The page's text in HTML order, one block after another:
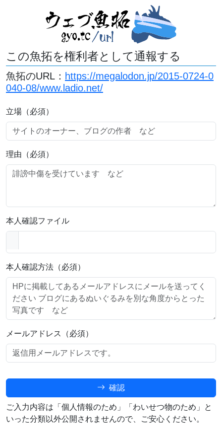
この魚拓を権利者として通報する
魚拓のURL： https://megalodon.jp/2015-0724-0
040-08/www.ladio.net/
立場（必須）
理由（必須）
本人確認ファイル
本人確認方法（必須）
メールアドレス（必須）
確認
ご入力内容は「個人情報のため」「わいせつ物のため」と
いった分類以外公開されませんので、ご安心ください。